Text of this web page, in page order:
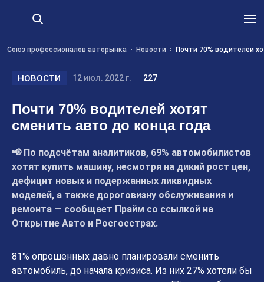
Союз профессионалов авторынка Новости Почти 70% водителей
НОВОСТИ 12 июл. 2022 г. 227
Почти 70% водителей хотят
сменить авто до конца года
📢 По подсчётам аналитиков, 69% автомобилистов
хотят купить машину, несмотря на дикий рост цен,
дефицит новых и подержанных ликвидных
моделей, а также дороговизну обслуживания и
ремонта — сообщает Прайм со ссылкой на
Открытие Авто и Росгосстрах.
81% опрошенных давно планировали сменить
автомобиль, до начала кризиса. Из них 27% хотели бы